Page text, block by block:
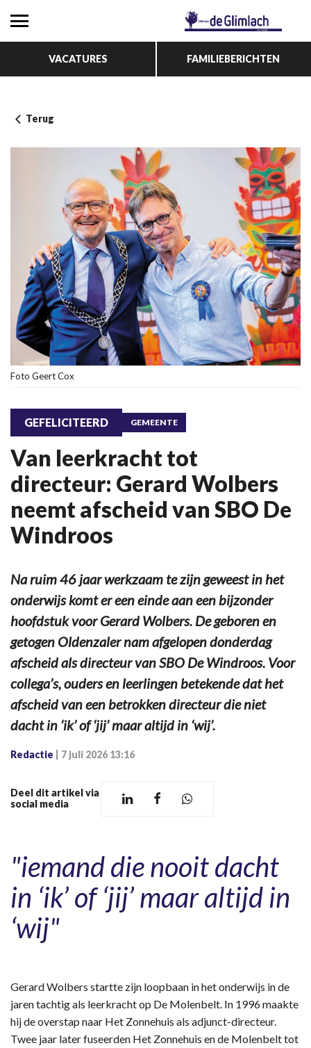
VACATURES FAMILIEBERICHTEN
Terug
Foto Geert Cox
GEFELICITEERD GEMEENTE
Van leerkracht tot
directeur: Gerard Wolbers
neemt afscheid van SBO De
Windroos
Na ruim 46 jaar werkzaam te zijn geweest in het
onderwijs komt er een einde aan een bijzonder
hoofdstuk voor Gerard Wolbers. De geboren en
getogen Oldenzaler nam afgelopen donderdag
afscheid als directeur van SBO De Windroos. Voor
collega’s, ouders en leerlingen betekende dat het
afscheid van een betrokken directeur die niet
dacht in ‘ik’ of ‘jij’ maar altijd in ‘wij’.
Redactie 7 juli 2026 13:16
Deel dit artikel via
social media
"iemand die nooit dacht
in ‘ik’ of ‘jij’ maar altijd in
‘wij"
Gerard Wolbers startte zijn loopbaan in het onderwijs in de
jaren tachtig als leerkracht op De Molenbelt. In 1996 maakte
hij de overstap naar Het Zonnehuis als adjunct-directeur.
Twee jaar later fuseerden Het Zonnehuis en de Molenbelt tot